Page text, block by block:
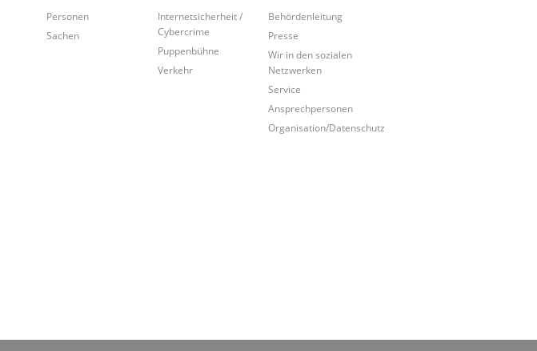
Personen
Sachen
Internetsicherheit /
Cybercrime
Puppenbühne
Verkehr
Behördenleitung
Presse
Wir in den sozialen
Netzwerken
Service
Ansprechpersonen
Organisation/Datenschutz